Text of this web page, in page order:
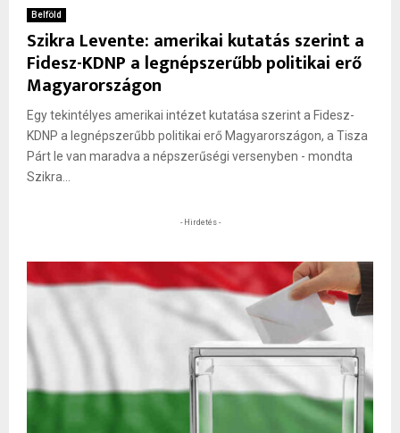
Belföld
Szikra Levente: amerikai kutatás szerint a
Fidesz-KDNP a legnépszerűbb politikai erő
Magyarországon
Egy tekintélyes amerikai intézet kutatása szerint a Fidesz-
KDNP a legnépszerűbb politikai erő Magyarországon, a Tisza
Párt le van maradva a népszerűségi versenyben - mondta
Szikra...
- Hirdetés -